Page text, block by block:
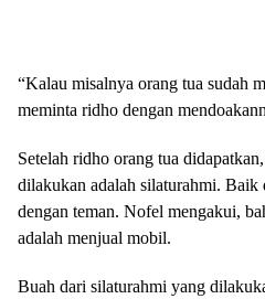
“Kalau misalnya orang tua sudah
meminta ridho dengan
Setelah ridho orang tua
dilakukan adalah silaturahmi. Baik
dengan teman. Nofel mengakui,
adalah menjual mobil.
Buah dari silaturahmi yang